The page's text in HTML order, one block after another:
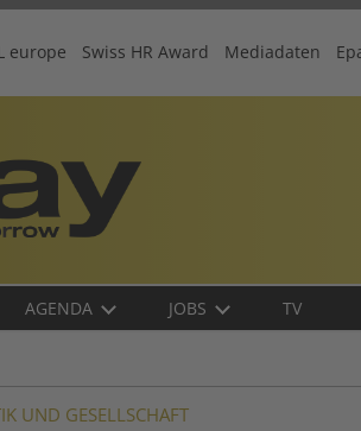
europe Swiss HR Award Mediadaten
AGENDA JOBS TV
UND GESELLSCHAFT